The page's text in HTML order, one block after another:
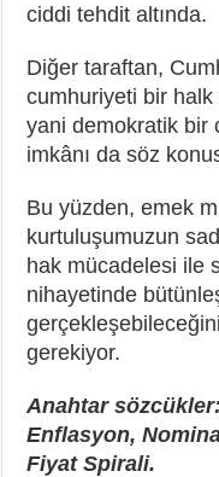
ciddi tehdit altında.
Diğer taraftan,
cumhuriyeti bir
yani demokratik bir
imkânı da söz
Bu yüzden, emek
kurtuluşumuzun
hak mücadelesi ile
nihayetinde
gerekiyor.
Anahtar
Enflasyon,
Fiyat Spirali.